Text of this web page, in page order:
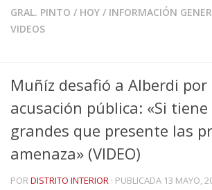
GRAL. PINTO / HOY / INFORMACIÓN
VIDEOS
Muñíz desafió a Alberdi por
acusación pública: «Si
grandes que presente las
amenaza» (VIDEO)
PORDISTRITO INTERIOR · PUBLICADA 13 MAYO,